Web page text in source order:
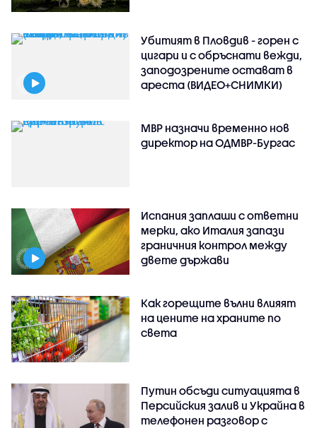
Убитият в Пловдив - горен с
цигари и с обръснати вежди,
заподозрените остават в
ареста (ВИДЕО+СНИМКИ)
МВР назначи временно нов
директор на ОДМВР-Бургас
Испания заплаши с ответни
мерки, ако Италия запази
граничния контрол между
двете държави
Как горещите вълни влияят
на цените на храните по
света
Путин обсъди ситуацията в
Персийския залив и Украйна в
телефонен разговор с